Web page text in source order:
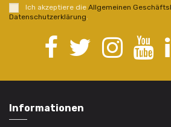
Ich akzeptiere die Allgemeinen
Datenschutzerklärung.
Informationen